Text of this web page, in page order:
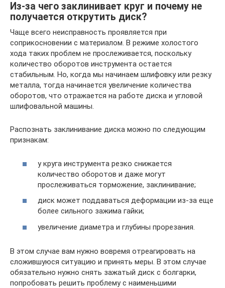
Из-за чего заклинивает круг и почему не
получается открутить диск?
Чаще всего неисправность проявляется при
соприкосновении с материалом. В режиме холостого
хода таких проблем не прослеживается, поскольку
количество оборотов инструмента остается
стабильным. Но, когда мы начинаем шлифовку или резку
металла, тогда начинается увеличение количества
оборотов, что отражается на работе диска и угловой
шлифовальной машины.
Распознать заклинивание диска можно по следующим
признакам:
у круга инструмента резко снижается
количество оборотов и даже могут
прослеживаться торможение, заклинивание;
диск может поддаваться деформации из-за еще
более сильного зажима гайки;
увеличение диаметра и глубины прорезания.
В этом случае вам нужно вовремя отреагировать на
сложившуюся ситуацию и принять меры. В этом случае
обязательно нужно снять зажатый диск с болгарки,
попробовать решить проблему с наименьшими